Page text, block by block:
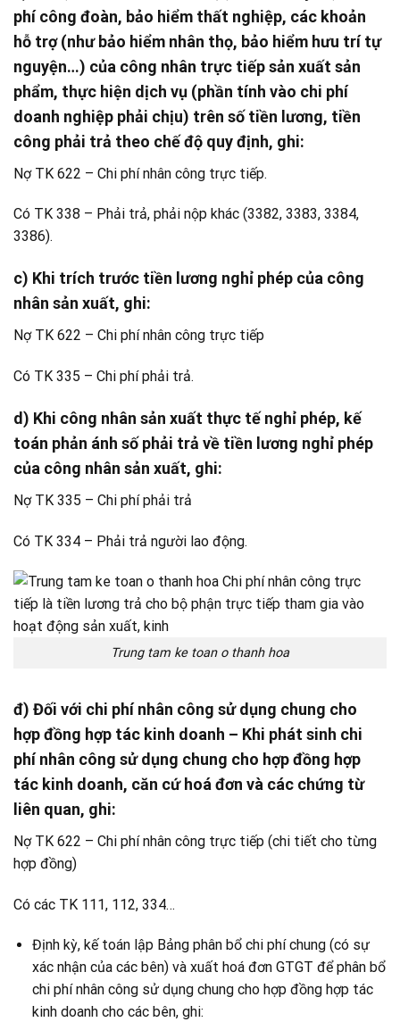
phí công đoàn, bảo hiểm thất nghiệp, các khoản
hỗ trợ (như bảo hiểm nhân thọ, bảo hiểm hưu trí tự
nguyện…) của công nhân trực tiếp sản xuất sản
phẩm, thực hiện dịch vụ (phần tính vào chi phí
doanh nghiệp phải chịu) trên số tiền lương, tiền
công phải trả theo chế độ quy định, ghi:
Nợ TK 622 – Chi phí nhân công trực tiếp.
Có TK 338 – Phải trả, phải nộp khác (3382, 3383, 3384,
3386).
c) Khi trích trước tiền lương nghỉ phép của công
nhân sản xuất, ghi:
Nợ TK 622 – Chi phí nhân công trực tiếp
Có TK 335 – Chi phí phải trả.
d) Khi công nhân sản xuất thực tế nghỉ phép, kế
toán phản ánh số phải trả về tiền lương nghỉ phép
của công nhân sản xuất, ghi:
Nợ TK 335 – Chi phí phải trả
Có TK 334 – Phải trả người lao động.
Trung tam ke toan o thanh hoa
đ) Đối với chi phí nhân công sử dụng chung cho
hợp đồng hợp tác kinh doanh – Khi phát sinh chi
phí nhân công sử dụng chung cho hợp đồng hợp
tác kinh doanh, căn cứ hoá đơn và các chứng từ
liên quan, ghi:
Nợ TK 622 – Chi phí nhân công trực tiếp (chi tiết cho từng
hợp đồng)
Có các TK 111, 112, 334…
Định kỳ, kế toán lập Bảng phân bổ chi phí chung (có sự
xác nhận của các bên) và xuất hoá đơn GTGT để phân bổ
chi phí nhân công sử dụng chung cho hợp đồng hợp tác
kinh doanh cho các bên, ghi: